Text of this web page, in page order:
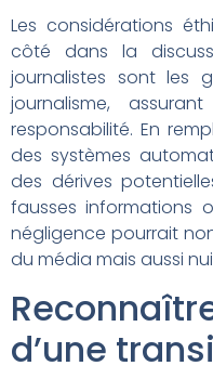
Les considérations
côté dans la
journalistes sont les
journalisme,
responsabilité. En
des systèmes
des dérives
fausses informations
négligence pourrait
du média mais aussi
d’une